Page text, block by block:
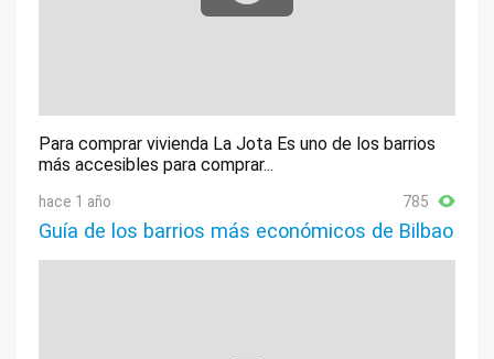
Para comprar vivienda La Jota Es uno de los barrios
más accesibles para comprar...
hace 1 año 785
Guía de los barrios más económicos de Bilbao